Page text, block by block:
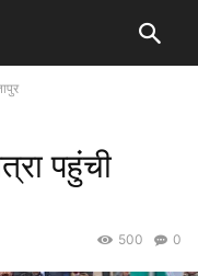
पहुंची
0
500